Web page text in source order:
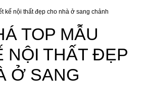
MẪU
THIẾT
THẤT
ĐẸP
CHO
NHÀ
Ở
CHẢNH
TOP MẪU
NỘI THẤT ĐẸP
Ở SANG